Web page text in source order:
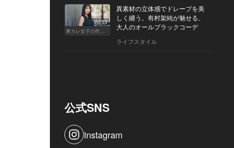
Vol.53
東カレ女子の作り方
異素材の立体感でドレープを美
しく纏う。有村架純が魅せる、
大人のオールブラックコーデ
ライフスタイル
公式SNS
Instagram